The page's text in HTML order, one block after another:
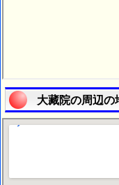
大藏院の周辺の